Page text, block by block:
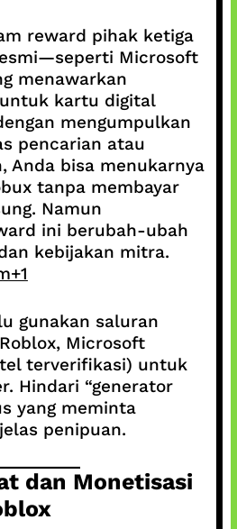
reward pihak ketiga
Microsoft
menawarkan
kartu digital
mengumpulkan
pencarian atau
Anda bisa menukarnya
tanpa membayar
Namun
ini berubah-ubah
kebijakan mitra.
gunakan saluran
Microsoft
terverifikasi) untuk
Hindari “generator
yang meminta
penipuan.
dan Monetisasi